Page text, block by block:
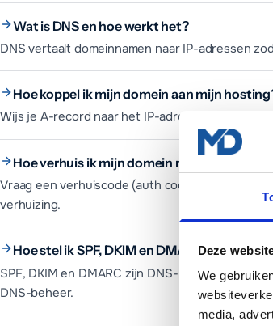
Deze
We
media,
Wat is DNS en hoe werkt het?
DNS vertaalt domeinnamen naar IP-adressen
Hoe koppel ik mijn domein aan mijn
Wijs je A-record naar het IP-adres van je
Hoe verhuis ik mijn domein naar een andere
Vraag een verhuiscode (auth code) aan bij je
verhuizing.
Hoe stel ik SPF, DKIM en DMARC in?
SPF, DKIM en DMARC zijn DNS-records die
DNS-beheer.